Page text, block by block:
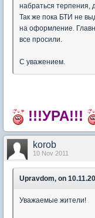
набраться терпения,
Так же пока БТИ не
на оформление.
все просили.
С уважением.
!!!УРА!!!
korob
10 Nov 2011
Upravdom, on
Уважаемые жители!